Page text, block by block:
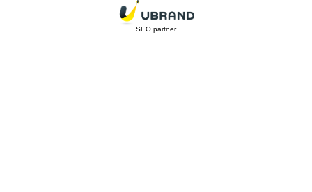
SEO partner